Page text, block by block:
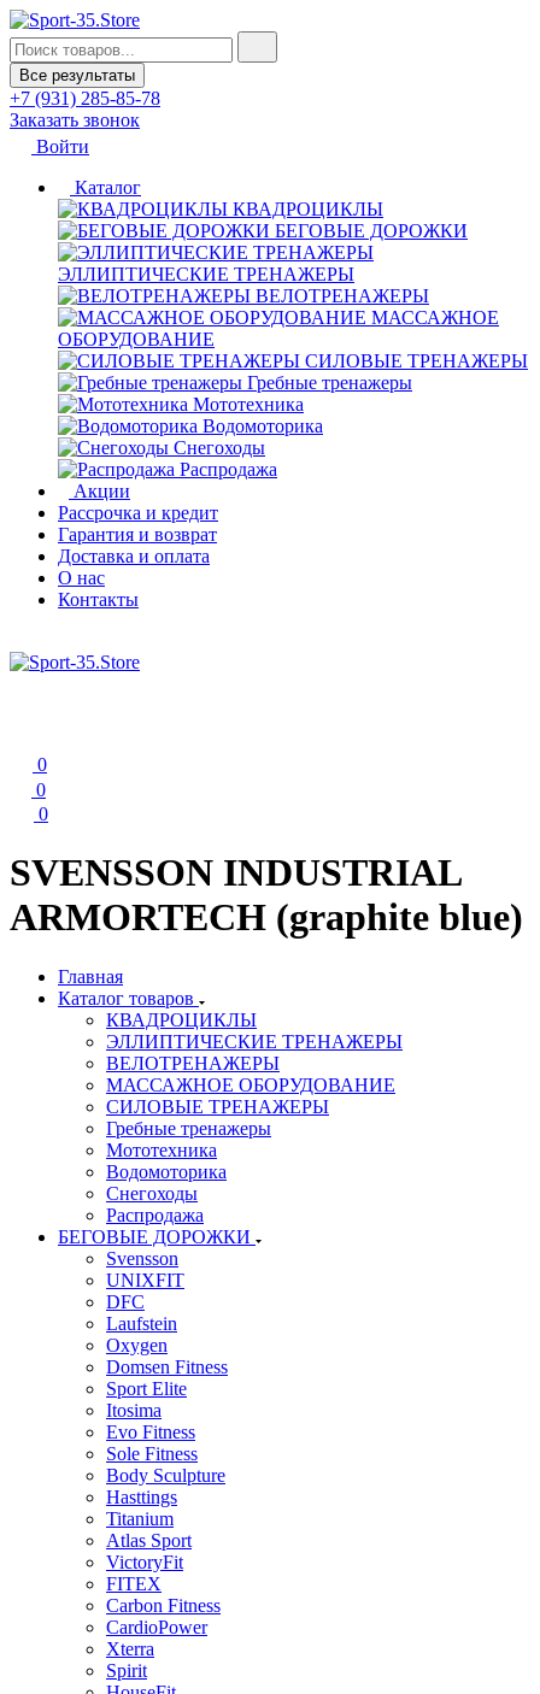
Все результаты
+7 (931) 285-85-78
Заказать звонок
Войти
Каталог
КВАДРОЦИКЛЫ
БЕГОВЫЕ ДОРОЖКИ
ЭЛЛИПТИЧЕСКИЕ ТРЕНАЖЕРЫ
ВЕЛОТРЕНАЖЕРЫ
МАССАЖНОЕ
ОБОРУДОВАНИЕ
СИЛОВЫЕ ТРЕНАЖЕРЫ
Гребные тренажеры
Мототехника
Водомоторика
Снегоходы
Распродажа
Акции
Рассрочка и кредит
Гарантия и возврат
Доставка и оплата
О нас
Контакты
0
0
0
SVENSSON INDUSTRIAL
ARMORTECH (graphite blue)
Главная
Каталог товаров
КВАДРОЦИКЛЫ
ЭЛЛИПТИЧЕСКИЕ ТРЕНАЖЕРЫ
ВЕЛОТРЕНАЖЕРЫ
МАССАЖНОЕ ОБОРУДОВАНИЕ
СИЛОВЫЕ ТРЕНАЖЕРЫ
Гребные тренажеры
Мототехника
Водомоторика
Снегоходы
Распродажа
БЕГОВЫЕ ДОРОЖКИ
Svensson
UNIXFIT
DFC
Laufstein
Oxygen
Domsen Fitness
Sport Elite
Itosima
Evo Fitness
Sole Fitness
Body Sculpture
Hasttings
Titanium
Atlas Sport
VictoryFit
FITEX
Carbon Fitness
CardioPower
Xterra
Spirit